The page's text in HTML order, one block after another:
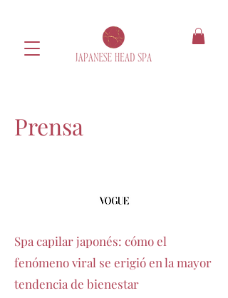
Prensa
Spa capilar japonés: cómo el
fenómeno viral se erigió en la mayor
tendencia de bienestar